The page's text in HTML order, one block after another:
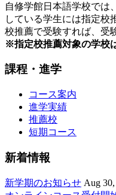
自修学館日本語学校では
している学生には指定校
校推薦で受験すれば、受
※指定校推薦対象の学校
課程・進学
コース案内
進学実績
推薦校
短期コース
新着情報
新学期のお知らせ Aug 30,